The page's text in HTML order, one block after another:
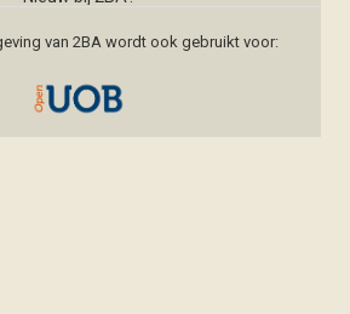
account maken
van 2BA wordt ook gebruikt voor: